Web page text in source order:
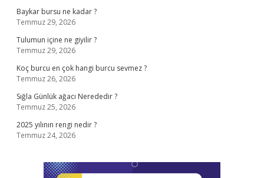
Baykar bursu ne kadar ?
Temmuz 29, 2026
Tulumun içine ne giyilir ?
Temmuz 29, 2026
Koç burcu en çok hangi burcu sevmez ?
Temmuz 26, 2026
Sığla Günlük ağacı Nerededir ?
Temmuz 25, 2026
2025 yılının rengi nedir ?
Temmuz 24, 2026